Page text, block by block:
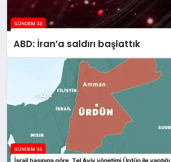
ABD: İran’a saldırı başlattık